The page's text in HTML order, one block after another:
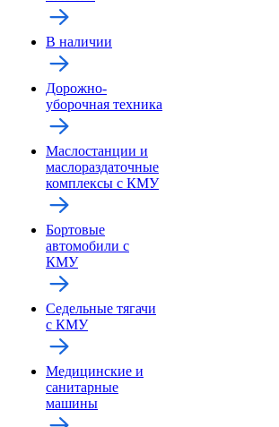
В наличии
Дорожно-
уборочная техника
Маслостанции и
маслораздаточные
комплексы с КМУ
Бортовые
автомобили с
КМУ
Седельные тягачи
с КМУ
Медицинские и
санитарные
машины